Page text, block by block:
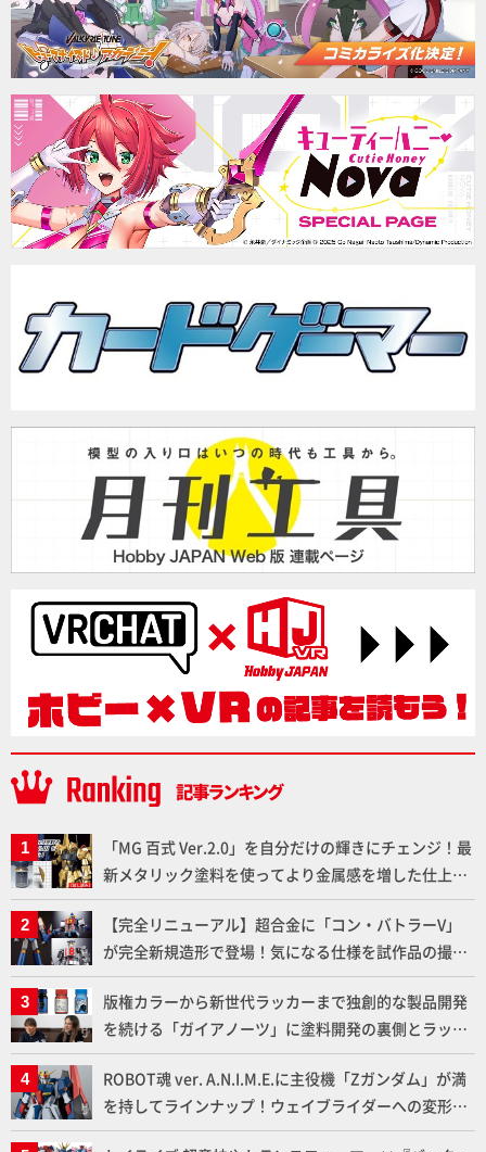
「MG 百式 Ver.2.0」を自分だけの輝きにチェンジ！最
新メタリック塗料を使ってより金属感を増した仕上が
りに!!【試し読み】
【完全リニューアル】超合金に「コン・バトラーV」
が完全新規造形で登場！気になる仕様を試作品の撮り
下ろしでご紹介!!さらに「大鉄人17」＆「ワンエイ
ト」セット情報もお届け！【超合金の魂】
版権カラーから新世代ラッカーまで独創的な製品開発
を続ける「ガイアノーツ」に塗料開発の裏側とラッカ
ー塗料の未来についてインタビュー！
ROBOT魂 ver. A.N.I.M.E.に主役機「Zガンダム」が満
を持してラインナップ！ウェイブライダーへの変形、
劇中どおりのプロポーションを再現【機動戦士Zガン